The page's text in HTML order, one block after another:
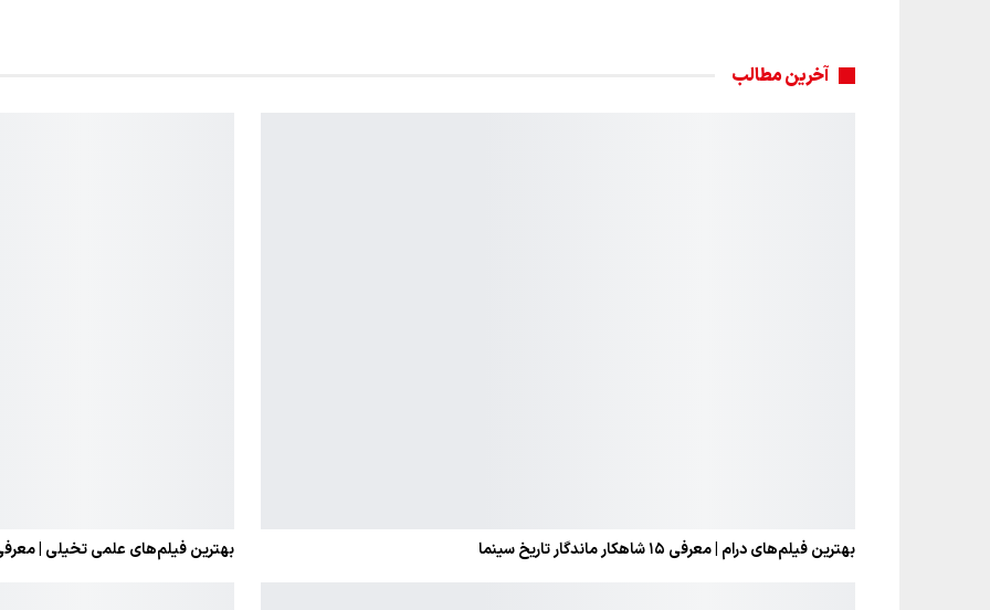
آخرین مطالب
بهترین فیلم‌های درام | معرفی ۱۵ شاهکار ماندگار تاریخ سینما بهترین فیلم‌های علمی تخیلی | معرفی ۲۰ شاهکار